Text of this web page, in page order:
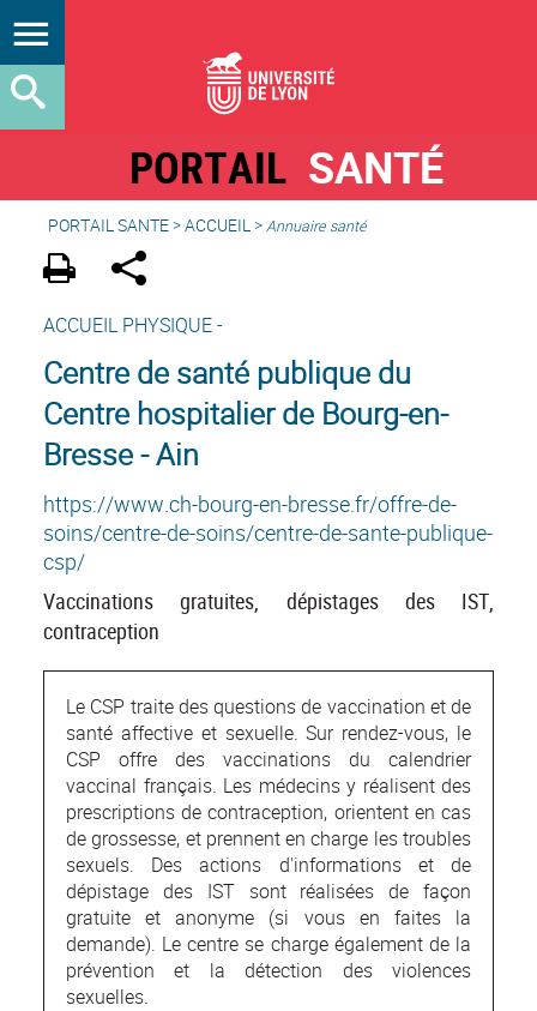
PORTAIL SANTÉ
PORTAIL SANTE>ACCUEIL>Annuaire santé
ACCUEIL PHYSIQUE -
Centre de santé publique du
Centre hospitalier de Bourg-en-
Bresse - Ain
https://www.ch-bourg-en-bresse.fr/offre-de-
soins/centre-de-soins/centre-de-sante-publique-
csp/
Vaccinations gratuites, dépistages des IST,
contraception
Le CSP traite des questions de vaccination et de
santé affective et sexuelle. Sur rendez-vous, le
CSP offre des vaccinations du calendrier
vaccinal français. Les médecins y réalisent des
prescriptions de contraception, orientent en cas
de grossesse, et prennent en charge les troubles
sexuels. Des actions d'informations et de
dépistage des IST sont réalisées de façon
gratuite et anonyme (si vous en faites la
demande). Le centre se charge également de la
prévention et la détection des violences
sexuelles.